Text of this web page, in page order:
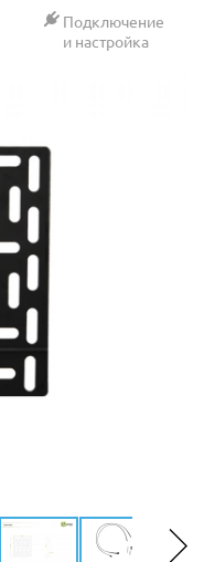
Подключение
и настройка